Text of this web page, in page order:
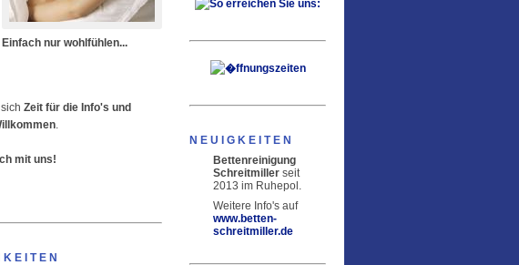
Einfach nur wohlfühlen...
Zeit für die Info's und
.
mit uns!
NEUIGKEITEN
Bettenreinigung
Schreitmiller seit
2013 im Ruhepol.
Weitere Info's auf
www.betten-
schreitmiller.de